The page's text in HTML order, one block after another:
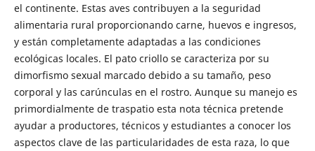
el continente. Estas aves contribuyen a la seguridad
alimentaria rural proporcionando carne, huevos e ingresos,
y están completamente adaptadas a las condiciones
ecológicas locales. El pato criollo se caracteriza por su
dimorfismo sexual marcado debido a su tamaño, peso
corporal y las carúnculas en el rostro. Aunque su manejo es
primordialmente de traspatio esta nota técnica pretende
ayudar a productores, técnicos y estudiantes a conocer los
aspectos clave de las particularidades de esta raza, lo que